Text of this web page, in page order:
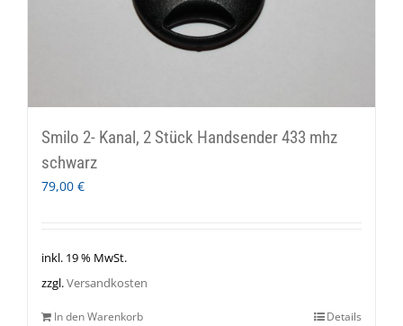
Smilo 2- Kanal, 2 Stück Handsender 433 mhz
schwarz
79,00 €
inkl. 19 % MwSt.
zzgl.Versandkosten
In den Warenkorb Details